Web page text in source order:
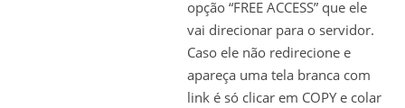
opção “FREE ACCESS” que ele
vai direcionar para o servidor.
Caso ele não redirecione e
apareça uma tela branca com
link é só clicar em COPY e colar